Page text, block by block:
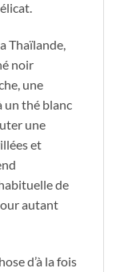
Thaïlande,
noir
une
un thé blanc
une
et
de
autant
d’à la fois